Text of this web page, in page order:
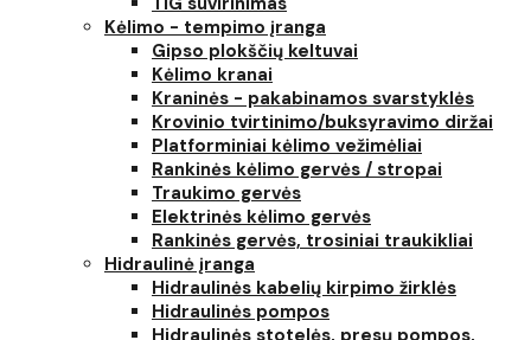
Kėlimo - tempimo įranga
Gipso plokščių keltuvai
Kėlimo kranai
Kraninės - pakabinamos svarstyklės
Krovinio tvirtinimo/buksyravimo diržai
Platforminiai kėlimo vežimėliai
Rankinės kėlimo gervės / stropai
Traukimo gervės
Elektrinės kėlimo gervės
Rankinės gervės, trosiniai traukikliai
Hidraulinė įranga
Hidraulinės kabelių kirpimo žirklės
Hidraulinės pompos
Hidraulinės stotelės, presų pompos,